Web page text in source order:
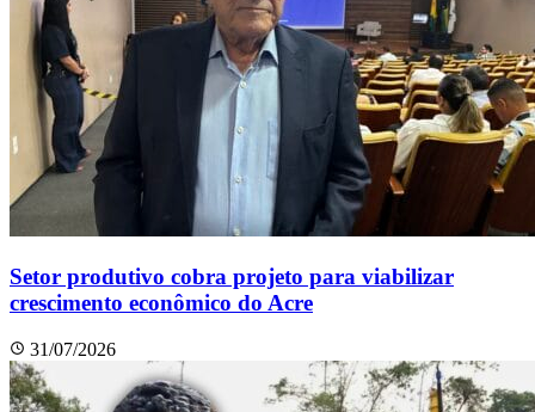
Setor produtivo cobra projeto para viabilizar
crescimento econômico do Acre
31/07/2026